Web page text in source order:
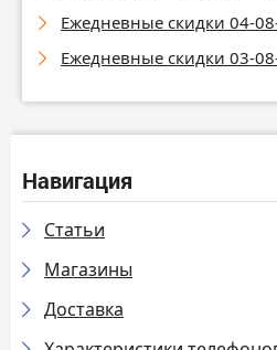
Ежедневные скидки 04-
Ежедневные скидки 03-
Навигация
Статьи
Магазины
Доставка